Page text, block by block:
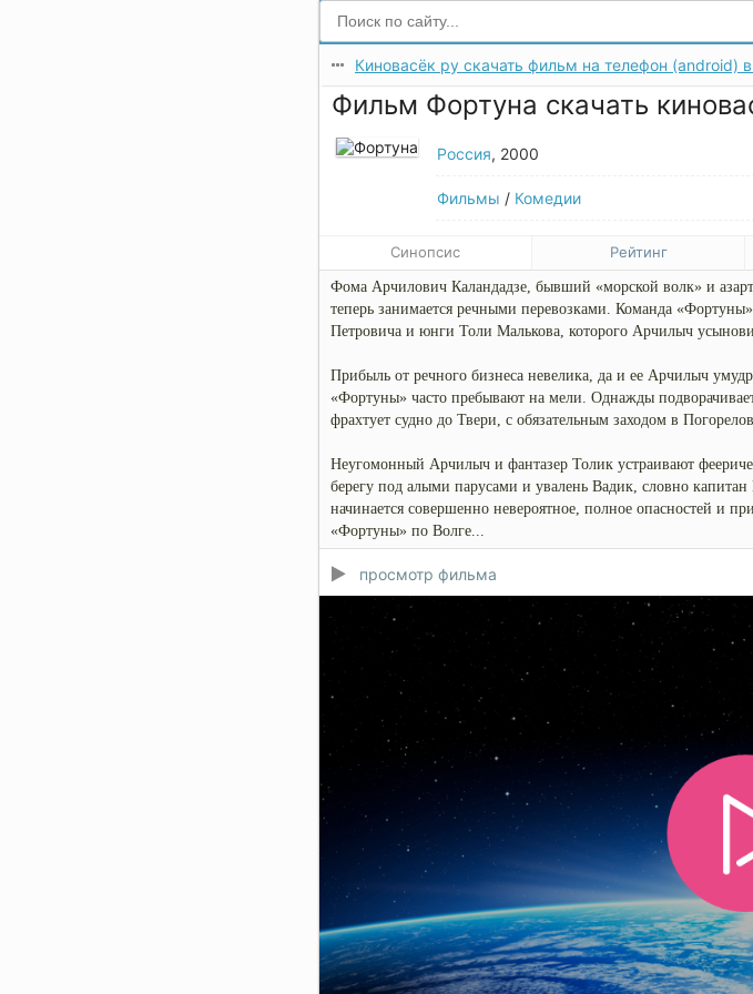
Киновасёк ру скачать фильм на телефон (android)
Фильм Фортуна скачать
Россия, 2000
Фильмы / Комедии
Синопсис Рейтинг
Фома Арчилович Каландадзе, бывший «морской волк» и
теперь занимается речными перевозками. Команда
Петровича и юнги Толи Малькова, которого Арчилыч
Прибыль от речного бизнеса невелика, да и ее Арчилыч
«Фортуны» часто пребывают на мели. Однажды
фрахтует судно до Твери, с обязательным заходом в
Неугомонный Арчилыч и фантазер Толик устраивают
берегу под алыми парусами и увалень Вадик, словно
начинается совершенно невероятное, полное опасностей и
«Фортуны» по Волге...
просмотр фильма